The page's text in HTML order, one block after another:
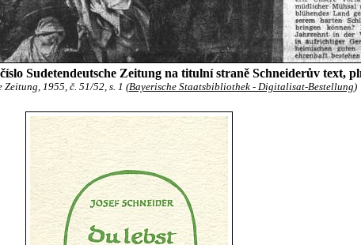
Sudetendeutsche Zeitung na titulní straně Schneiderův text,
Zeitung, 1955, č. 51/52, s. 1 (Bayerische Staatsbibliothek - Digitalisat-Bestellung)